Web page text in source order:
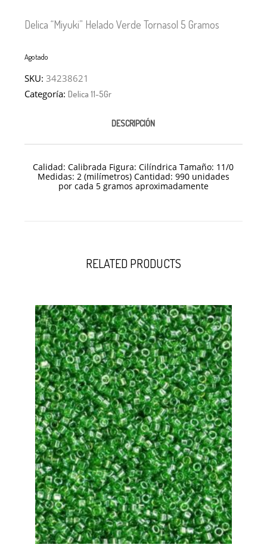
Delica “Miyuki” Helado Verde Tornasol 5 Gramos
Agotado
SKU:34238621
Categoría:Delica 11-5Gr
DESCRIPCIÓN
Calidad: Calibrada Figura: Cilíndrica Tamaño: 11/0
Medidas: 2 (milímetros) Cantidad: 990 unidades
por cada 5 gramos aproximadamente
RELATED PRODUCTS